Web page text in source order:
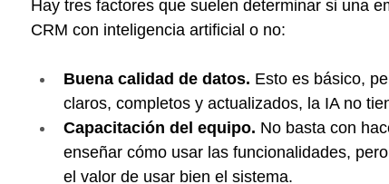
Hay tres factores que suelen determinar si una
CRM con inteligencia artificial o no:
Buena calidad de datos. Esto es básico,
claros, completos y actualizados, la IA no
Capacitación del equipo. No basta con
enseñar cómo usar las funcionalidades,
el valor de usar bien el sistema.